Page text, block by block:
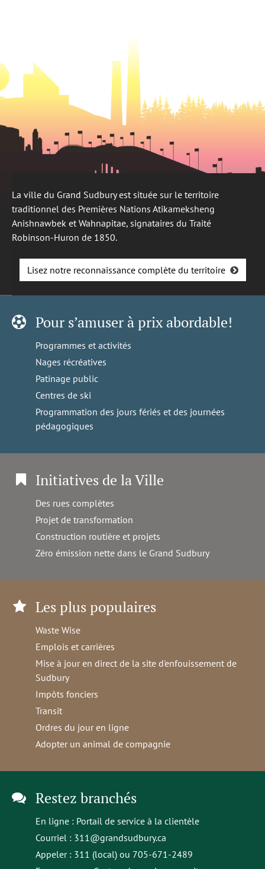
La ville du Grand Sudbury est située sur le territoire
traditionnel des Premières Nations Atikameksheng
Anishnawbek et Wahnapitae, signataires du Traité
Robinson-Huron de 1850.
Lisez notre reconnaissance complète du territoire
Pour s’amuser à prix abordable!
Programmes et activités
Nages récréatives
Patinage public
Centres de ski
Programmation des jours fériés et des journées
pédagogiques
Initiatives de la Ville
Des rues complètes
Projet de transformation
Construction routière et projets
Zéro émission nette dans le Grand Sudbury
Les plus populaires
Waste Wise
Emplois et carrières
Mise à jour en direct de la site d'enfouissement de
Sudbury
Impôts fonciers
Transit
Ordres du jour en ligne
Adopter un animal de compagnie
Restez branchés
En ligne : Portail de service à la clientèle
Courriel : 311@grandsudbury.ca
Appeler : 311 (local) ou 705-671-2489